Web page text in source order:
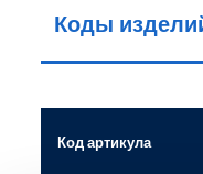
Коды
Код артикула